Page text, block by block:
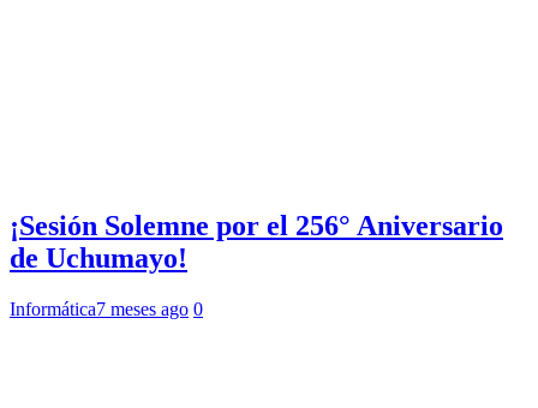
¡Sesión Solemne por el 256° Aniversario
de Uchumayo!
Informática7 meses ago 0